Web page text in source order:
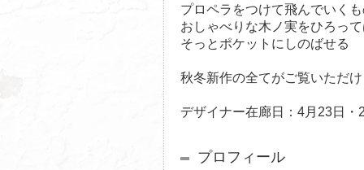
プロペラをつけて飛んでいく
おしゃべりな木ノ実をひろっ
そっとポケットにしのばせる
秋冬新作の全てがご覧いただ
デザイナー在廊日：4月23日・
プロフィール